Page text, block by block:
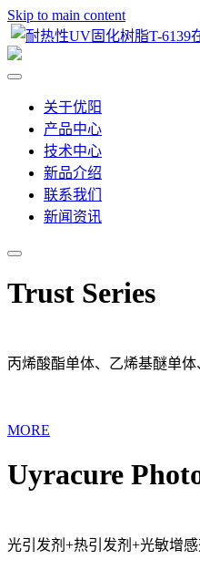
Skip to main content
关于优阳
产品中心
技术中心
新品介绍
联系我们
新闻资讯
Trust Series
丙烯酸酯单体、乙烯基醚单
MORE
Uyracure
光引发剂+热引发剂+光敏增感